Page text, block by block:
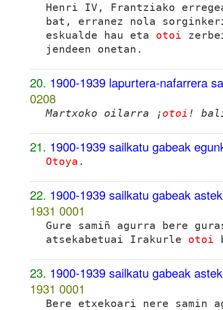
Henri IV, Frantziako
bat, erranez nola
eskualde hau eta otoi
jendeen onetan.
20. 1900-1939 lapurtera-nafarrera
0208
Martxoko oilarra ¡ otoi !
21. 1900-1939 sailkatu gabeak
Otoya .
22. 1900-1939 sailkatu gabeak
1931 0001
Gure samiñ agurra bere
atsekabetuai Irakurle otoi
23. 1900-1939 sailkatu gabeak
1931 0001
Bere etxekoari nere